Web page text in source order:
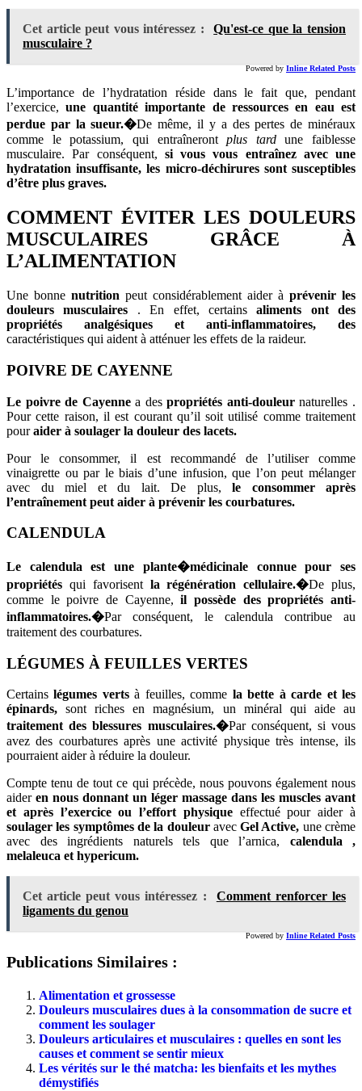
Cet article peut vous intéressez :
Qu'est-ce que la tension
musculaire ?
Powered by Inline Related Posts
L’importance de l’hydratation réside dans le fait que, pendant
l’exercice,une quantité importante de ressources en eau est
perdue par la sueur.�De même, il y a des pertes de minéraux
comme le potassium, qui entraînerontplus tardune faiblesse
musculaire. Par conséquent, si vous vous entraînez avec une
hydratation insuffisante, les micro-déchirures sont susceptibles
d’être plus graves.
COMMENT ÉVITER LES DOULEURS
MUSCULAIRES GRÂCE À
L’ALIMENTATION
Une bonne nutrition peut considérablement aider à prévenir les
douleurs musculaires . En effet, certainsaliments ont des
propriétés analgésiques et anti-inflammatoires, des
caractéristiques qui aident à atténuer les effets de la raideur.
POIVRE DE CAYENNE
Le poivre de Cayennea despropriétés anti-douleurnaturelles .
Pour cette raison, il est courant qu’il soit utilisé comme traitement
pouraider à soulager la douleur des lacets.
Pour le consommer, il est recommandé de l’utiliser comme
vinaigrette ou par le biais d’une infusion, que l’on peut mélanger
avec du miel et du lait. De plus, le consommer après
l’entraînement peut aider à prévenir les courbatures.
CALENDULA
Le calendula est une plante�médicinaleconnue pour ses
propriétés qui favorisent la régénération cellulaire.�De plus,
comme le poivre de Cayenne,il possède des propriétés anti-
inflammatoires.�Par conséquent, le calendula contribue au
traitement des courbatures.
LÉGUMES À FEUILLES VERTES
Certainslégumes vertsà feuilles, comme la bette à carde et les
épinards, sont riches en magnésium, un minéral qui aide au
traitement des blessures musculaires.�Par conséquent, si vous
avez des courbatures après une activité physique très intense, ils
pourraient aider à réduire la douleur.
Compte tenu de tout ce qui précède, nous pouvons également nous
aider en nous donnant un léger massage dans les muscles avant
et après l’exercice ou l’effort physiqueeffectué pour aider à
soulager les symptômes de la douleuravecGel Active, une crème
avec des ingrédients naturels tels que l’arnica, calendula ,
melaleuca et hypericum.
Cet article peut vous intéressez :
Comment renforcer les
ligaments du genou
Powered by Inline Related Posts
Publications Similaires :
Alimentation et grossesse
Douleurs musculaires dues à la consommation de sucre et
comment les soulager
Douleurs articulaires et musculaires : quelles en sont les
causes et comment se sentir mieux
Les vérités sur le thé matcha: les bienfaits et les mythes
démystifiés